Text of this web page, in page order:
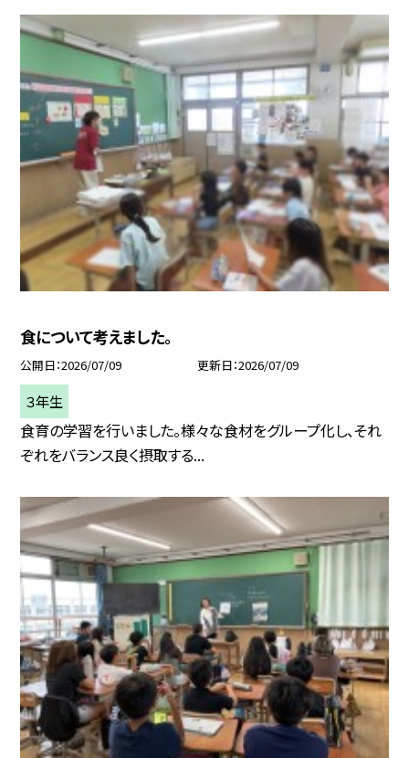
食について考えました。
公開日 2026/07/09 更新日 2026/07/09
３年生
食育の学習を行いました。様々な食材をグループ化し、それ
ぞれをバランス良く摂取する...